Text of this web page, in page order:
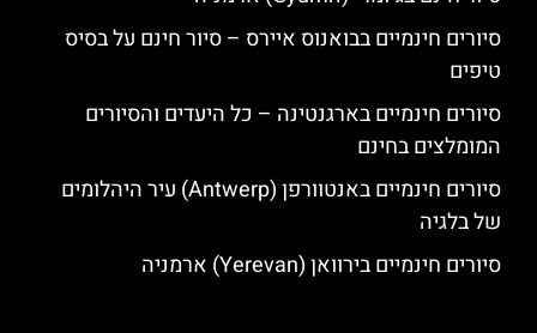
סיורים חינמיים בבואנוס איירס – סיור חינם על בסיס
טיפים
סיורים חינמיים בארגנטינה – כל היעדים והסיורים
המומלצים בחינם
סיורים חינמיים באנטוורפן (Antwerp) עיר היהלומים
של בלגיה
סיורים חינמיים בירוואן (Yerevan) ארמניה